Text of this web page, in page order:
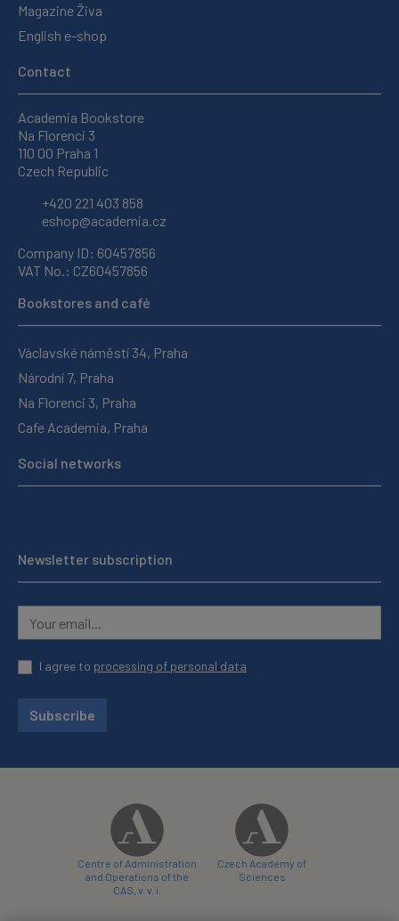
Magazine Živa
English e-shop
Contact
Academia Bookstore
Na Florenci 3
110 00 Praha 1
Czech Republic
+420 221 403 858
eshop@academia.cz
Company ID: 60457856
VAT No.: CZ60457856
Bookstores and café
Václavské náměstí 34, Praha
Národní 7, Praha
Na Florenci 3, Praha
Cafe Academia, Praha
Social networks
Newsletter subscription
I agree to processing of personal data
Subscribe
Centre of Administration
and Operations of the
CAS, v. v. i.
Czech Academy of
Sciences